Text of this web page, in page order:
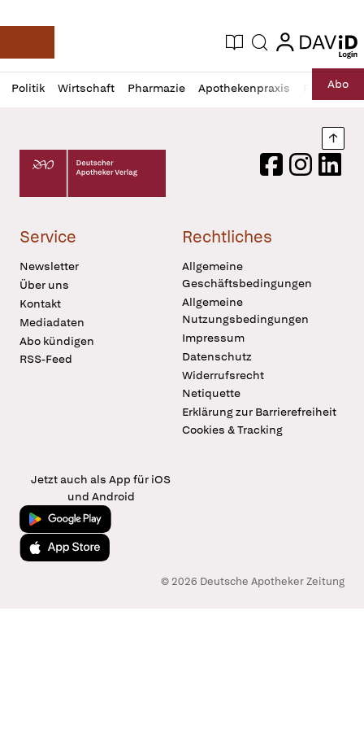
Deutsche Apotheker Zeitung
Aktuelle Ausgabe
Suche login
login
Politik Wirtschaft Pharmazie Apothekenpraxis RechtAbo
Profil
öffnen
Daz
Pur
Deutscher Apotheker Verlag Logo
FacebookInstagram
Service
Newsletter
Über uns
Kontakt
Mediadaten
Abo kündigen
RSS-Feed
Rechtliches
Allgemeine
Geschäftsbedingungen
Allgemeine
Nutzungsbedingungen
Impressum
Datenschutz
Widerrufsrecht
Netiquette
Erklärung zur Barrierefreiheit
Cookies & Tracking
Jetzt auch als App für iOS
und Android
Jetzt bei Google Play
Laden im App Store
© 2026 Deutsche Apotheker Zeitung